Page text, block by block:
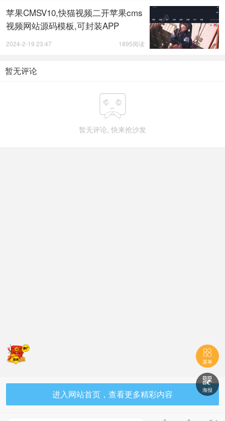
苹果CMSV10,快猫视频二开苹果cms
视频网站源码模板,可封装APP
1895阅读
2024-2-19 23:47
暂无评论

暂无评论, 快来抢沙发
进入网站首页，查看更多精彩内容

菜单

海报